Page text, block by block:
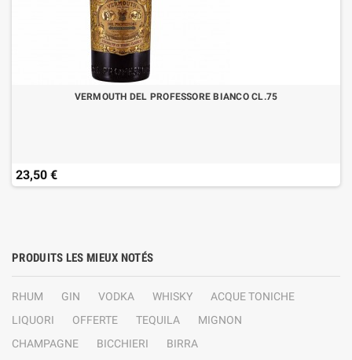
VERMOUTH DEL PROFESSORE BIANCO CL.75
23,50 €
PRODUITS LES MIEUX NOTÉS
RHUM GIN VODKA WHISKY
ACQUE TONICHE
LIQUORI
OFFERTE TEQUILA
MIGNON
CHAMPAGNE
BICCHIERI
BIRRA